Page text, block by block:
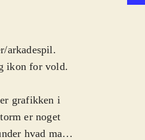
arkadespil.
ikon for vold.
grafikken i
er noget
hvad man